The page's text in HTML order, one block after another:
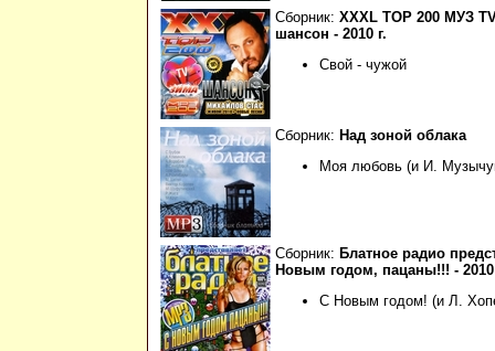
Сборник: XXXL ТОР 200 МУЗ
шансон - 2010 г.
Свой - чужой
Сборник: Над зоной облака
Моя любовь (и И.
Сборник: Блатное радио
Новым годом, пацаны!!! - 2010
С Новым годом! (и Л.